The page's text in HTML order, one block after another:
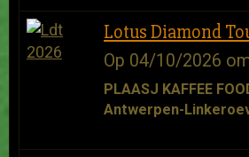
Lotus Diamond
Op 04/10/2026
PLAASJ KAFFEE
Antwerpen-